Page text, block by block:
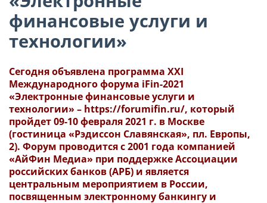
финансовые услуги и
технологии»
Сегодня объявлена программа XXI
Международного форума iFin-2021
«Электронные финансовые услуги и
технологии» – https://forumifin.ru/, который
пройдет 09-10 февраля 2021 г. в Москве
(гостиница «Рэдиссон Славянская», пл. Европы,
2). Форум проводится с 2001 года компанией
«АйФин Медиа» при поддержке Ассоциации
российских банков (АРБ) и является
центральным мероприятием в России,
посвященным электронному банкингу и